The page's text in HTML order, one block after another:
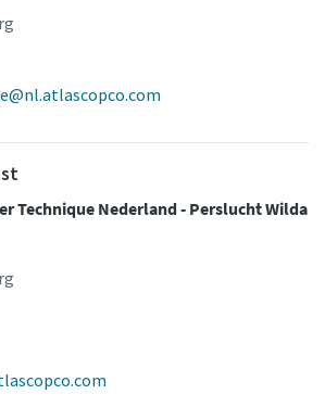
Technique Nederland - Perslucht Wilda